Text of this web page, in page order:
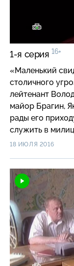
1-я серия 16+
«Маленький свидетель» В
столичного
лейтенант
майор Брагин,
рады его
служить в
оперативником,
магазина
проявить себя?..
18 ИЮЛЯ 2016